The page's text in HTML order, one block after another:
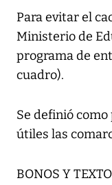
Para evitar el
Ministerio de
programa de
cuadro).
Se definió
útiles las
BONOS Y